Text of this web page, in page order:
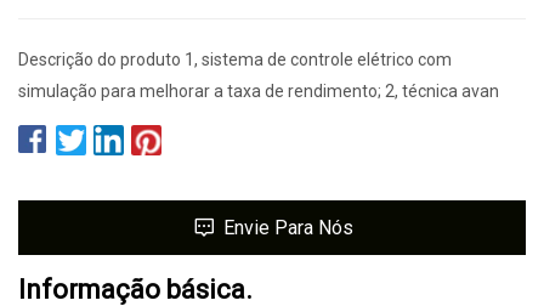
Descrição do produto 1, sistema de controle elétrico com
simulação para melhorar a taxa de rendimento; 2, técnica avan
Envie Para Nós
Informação básica.